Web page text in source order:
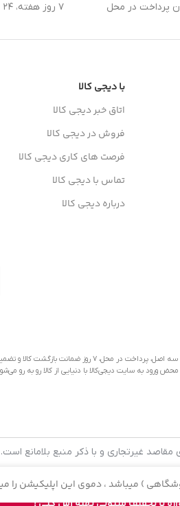
پرداخت در محل ۷ روز هفته، ۲۴ ساعته
با دیجی کالا
اتاق خبر دیجی کالا
فروش در دیجی کالا
فرصت های کاری دیجی کالا
تماس با دیجی کالا
درباره دیجی کالا
دیجی‌کالا به عنوان یکی از قدیمی‌ترین فروشگاه های اینترنتی با بیش از یک دهه تجربه، با پایبندی به سه اصل،
ورود به سایت دیجی‌کالا با دنیایی از کالا رو به رو
مقاصد غیرتجاری و با ذکر منبع
) میباشد ، دموی این اپلیکیشن را